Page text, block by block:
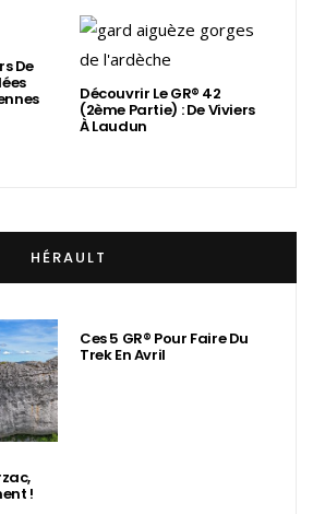
De
Découvrir Le GR® 42
(2ème Partie) : De Viviers
À Laudun
HÉRAULT
!
Ces 5 GR® Pour Faire Du
Trek En Avril